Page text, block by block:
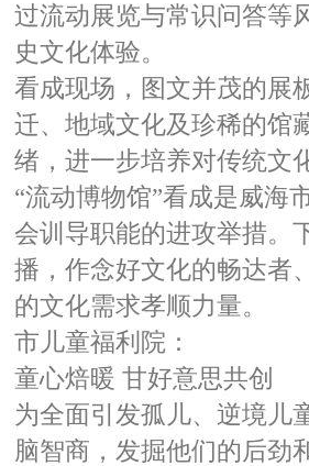
过流动展览与常识问答等
史文化体验。
看成现场，图文并茂的展
迁、地域文化及珍稀的馆
绪，进一步培养对传统文
“流动博物馆”看成是威海
会训导职能的进攻举措。
播，作念好文化的畅达者
的文化需求孝顺力量。
市儿童福利院：
童心焙暖 甘好意思共创
为全面引发孤儿、逆境儿
脑智商，发掘他们的后劲